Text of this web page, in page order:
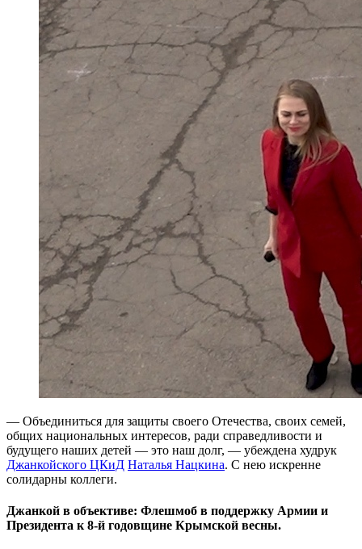
— Объединиться для защиты своего Отечества, своих семей,
общих национальных интересов, ради справедливости и
будущего наших детей — это наш долг, — убеждена худрук
Джанкойского ЦКиД Наталья Нацкина. С нею искренне
солидарны коллеги.
Джанкой в объективе: Флешмоб в поддержку Армии и
Президента к 8-й годовщине Крымской весны.